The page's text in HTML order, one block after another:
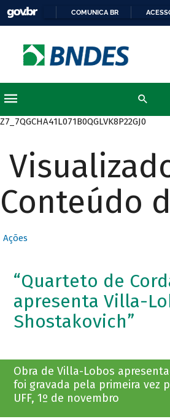
COMUNICA BR
Z7_7QGCHA41L071B0QGLVK8P22GJ0
Conteúdo
Ações
“Quarteto de
apresenta Villa-
Shostakovich”
Obra de Villa-Lobos
foi gravada pela primeira vez
UFF, 1º de novembro